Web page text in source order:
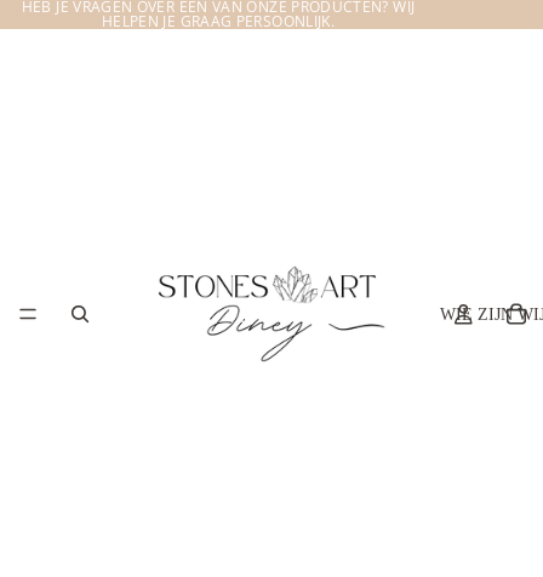
HEB JE VRAGEN OVER EEN VAN ONZE PRODUCTEN? WIJ
HELPEN JE GRAAG PERSOONLIJK.
WIE ZIJN